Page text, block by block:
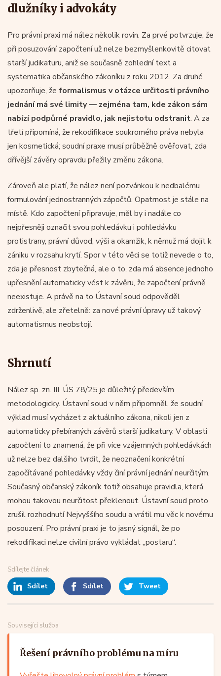
dlužníky i advokáty
Pro právní praxi má nález několik rovin. Za prvé potvrzuje, že
při posuzování započtení už nelze bezmyšlenkovitě citovat
starší judikaturu, aniž se současně zohlední text a
systematika občanského zákoníku z roku 2012. Za druhé
upozorňuje, že formalismus v otázce určitosti právního
jednání má své limity — zejména tam, kde zákon sám
nabízí podpůrné pravidlo, jak nejistotu odstranit. A za
třetí připomíná, že rekodifikace soukromého práva nebyla
jen kosmetická; soudní praxe musí průběžně ověřovat, zda
dřívější závěry opravdu přežily změnu zákona.
Zároveň ale platí, že nález není pozvánkou k nedbalému
formulování jednostranných zápočtů. Opatrnost je stále na
místě. Kdo započtení připravuje, měl by i nadále co
nejpřesněji označit svou pohledávku i pohledávku
protistrany, právní důvod, výši a okamžik, k němuž má dojít k
zániku v rozsahu krytí. Spor v této věci se totiž nevede o to,
zda je přesnost zbytečná, ale o to, zda má absence jednoho
upřesnění automaticky vést k závěru, že započtení právně
neexistuje. A právě na to Ústavní soud odpověděl
zdrženlivě, ale zřetelně: za nové právní úpravy už takový
automatismus neobstojí.
Shrnutí
Nález sp. zn. III. ÚS 78/25 je důležitý především
metodologicky. Ústavní soud v něm připomněl, že soudní
výklad musí vycházet z aktuálního zákona, nikoli jen z
automaticky přebíraných závěrů starší judikatury. V oblasti
započtení to znamená, že při více vzájemných pohledávkách
už nelze bez dalšího tvrdit, že neoznačení konkrétní
započítávané pohledávky vždy činí právní jednání neurčitým.
Současný občanský zákoník totiž obsahuje pravidla, která
mohou takovou neurčitost překlenout. Ústavní soud proto
zrušil rozhodnutí Nejvyššího soudu a vrátil mu věc k novému
posouzení. Pro právní praxi je to jasný signál, že po
rekodifikaci nelze civilní právo vykládat „postaru“.
Sdílejte článek
Sdílet Sdílet Tweet
Související služba
Řešení právního problému na míru